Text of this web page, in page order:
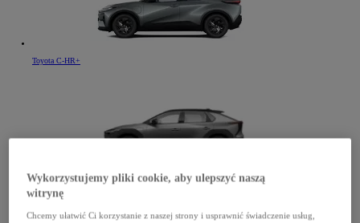
Toyota C-HR+
Toyota bZ4X
Wykorzystujemy pliki cookie, aby ulepszyć naszą
witrynę
Chcemy ułatwić Ci korzystanie z naszej strony i usprawnić świadczenie usług,